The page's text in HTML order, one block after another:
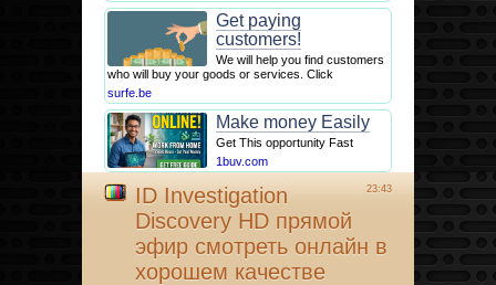
Get paying
customers!
We will help you find customers
who will buy your goods or services. Click
surfe.be
Make money Easily
Get This opportunity Fast
1buv.com
23:43
ID Investigation
Discovery HD прямой
эфир смотреть онлайн в
хорошем качестве